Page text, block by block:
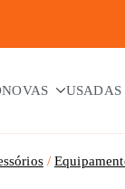
NOVAS USADAS